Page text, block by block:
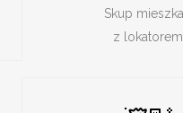
Skup
z lokatorem